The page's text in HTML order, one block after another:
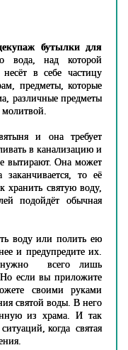
бутылки для
вода, над которой
в себе частицу
предметы, которые
различные предметы
и она требует
в канализацию и
вытирают. Она может
то её
хранить святую воду,
подойдёт обычная
воду или полить ею
и предупредите их.
нужно всего лишь
Но если вы приложите
своими руками
святой воды. В него
из храма. И так
когда святая